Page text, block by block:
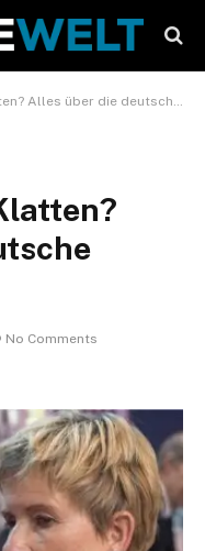
über die deutsche Unternehmerin
No Comments